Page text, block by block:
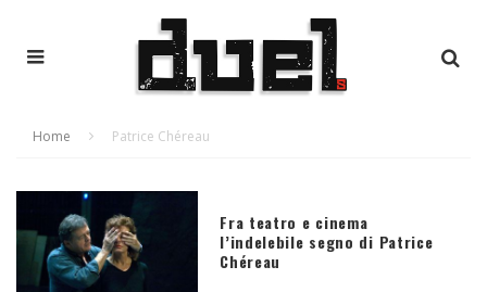
Home Patrice Chéreau
Fra teatro e cinema
l’indelebile segno di Patrice
Chéreau